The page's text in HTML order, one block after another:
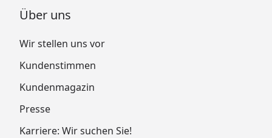
Über uns
Wir stellen uns vor
Kundenstimmen
Kundenmagazin
Presse
Karriere: Wir suchen Sie!